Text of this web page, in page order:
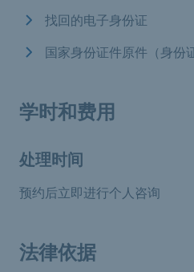
找回的电子身份证
国家身份证件原件（身份
学时和费用
处理时间
预约后立即进行个人咨询
法律依据